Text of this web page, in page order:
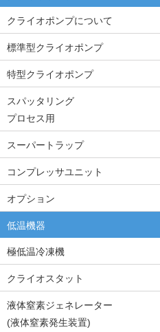
クライオポンプについて
標準型クライオポンプ
特型クライオポンプ
スパッタリング
プロセス用
スーパートラップ
コンプレッサユニット
オプション
低温機器
極低温冷凍機
クライオスタット
液体窒素ジェネレーター
(液体窒素発生装置)